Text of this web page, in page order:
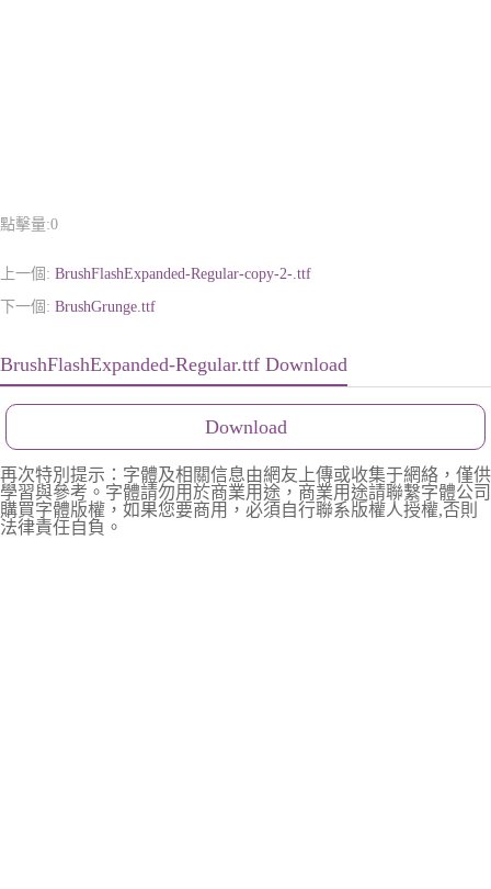
點擊量:0
上一個: BrushFlashExpanded-Regular-copy-2-.ttf
下一個: BrushGrunge.ttf
BrushFlashExpanded-Regular.ttf Download
Download
再次特別提示：字體及相關信息由網友上傳或收集于網絡，僅供
學習與參考。字體請勿用於商業用途，商業用途請聯繫字體公司
購買字體版權，如果您要商用，必須自行聯系版權人授權,否則
法律責任自負。